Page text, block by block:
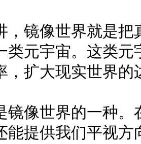
，镜像世界就是
类元宇宙。这类
，扩大现实世界的
镜像世界的一种
能提供我们平视